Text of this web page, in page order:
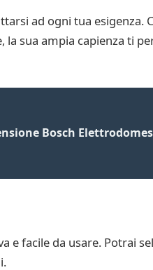
ad ogni tua
sua ampia capienza ti
Bosch
e facile da usare. Potrai